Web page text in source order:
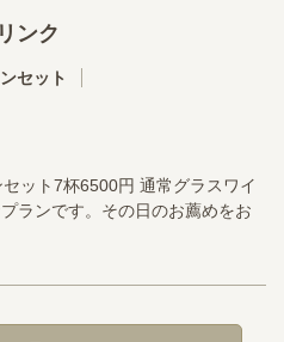
ンク
セット
ット7杯6500円 通常グラスワイ
ランです。その日のお薦めをお